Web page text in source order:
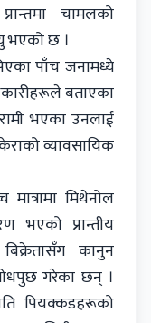
चामलको
भएको छ ।
पाँच जनामध्ये
बताएका
भएका उनलाई
व्यावसायिक
मात्रामा मिथेनोल
भएको प्रान्तीय
कानुन
गरेका छन् ।
पियक्कडहरूको